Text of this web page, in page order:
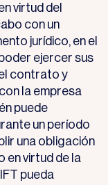
virtud del
con un
jurídico, en el
ejercer sus
contrato y
la empresa
puede
un período
una obligación
en virtud de la
pueda